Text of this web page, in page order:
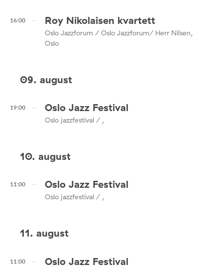
16:00 Roy Nikolaisen kvartett
Oslo Jazzforum / Oslo Jazzforum/ Herr Nilsen,
Oslo
09. august
19:00 Oslo Jazz Festival
Oslo jazzfestival / ,
10. august
11:00 Oslo Jazz Festival
Oslo jazzfestival / ,
11. august
11:00 Oslo Jazz Festival